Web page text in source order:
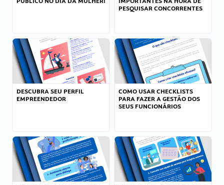
PESQUISAR CONCORRENTES
DESCUBRA SEU PERFIL
EMPREENDEDOR
COMO USAR CHECKLISTS
PARA FAZER A GESTÃO DOS
SEUS FUNCIONÁRIOS